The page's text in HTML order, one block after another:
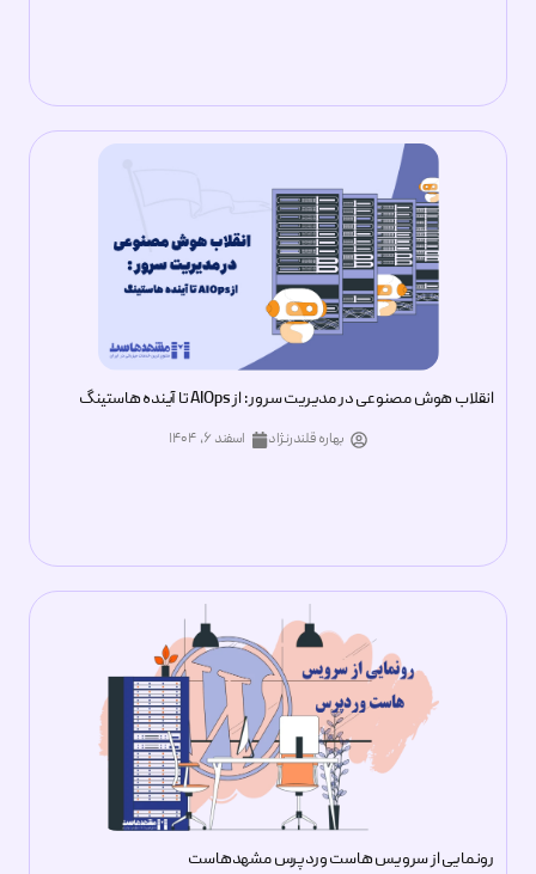
انقلاب هوش مصنوعی در مدیریت سرور : از AIOps تا آینده هاستینگ
بهاره قلندرنژاد اسفند ۶, ۱۴۰۴
رونمایی از سرویس هاست وردپرس مشهدهاست